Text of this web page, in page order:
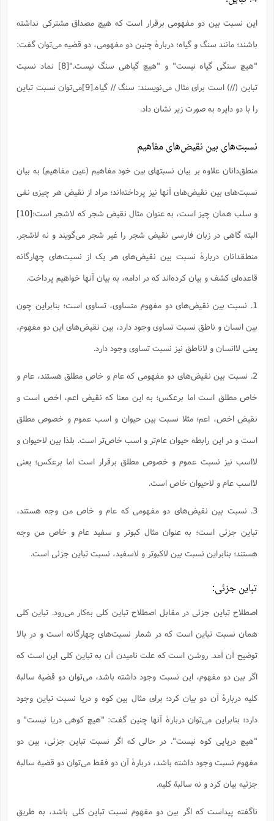
این نسبت بین دو مفهومی برقرار است که هیچ مصداق مشترکی نداشته
باشند؛ مانند سنگ و گیاه؛ دربارۀ چنین دو مفهومی، دو قضیه می‌توان گفت:
"هیچ سنگی گیاه نیست" و "هیچ گیاهی سنگ نیست."[8]
نماد نسبت
تباین (//) است برای مثال می‌نویسند: سنگ // گیاه.[9]
می‌توان نسبت تباین
را با دو دایره به صورت زیر نشان داد.
نسبت‌های بین نقیض‌های مفاهیم
منطق‌دانان علاوه بر بیان نسبتهای بین خود مفاهیم (عین مفاهیم) به بیان
نسبت‌های بین نقیض‌های آنها نیز پرداخته‌اند؛ مراد از نقیض هر چیزی نفی
و سلب همان چیز است، به عنوان مثال نقیض شجر که لاشجر است؛[10]
البته گاهی در زبان فارسی نقیض شجر را غیر شجر می‌گویند و نه لاشجر.
منطقدانان دربارۀ نسبت بین نقیض‌های هر یک از نسبت‌های چهارگانه
قاعده‌ای کشف و بیان کرده‌اند که در ادامه، به بیان آنها خواهیم پرداخت.
1. نسبت بین نقیض‌های دو مفهوم متساوی، تساوی است؛ بنابراین چون
بین انسان و ناطق نسبت تساوی وجود دارد، بین نقیض‌های این دو مفهوم،
یعنی لاانسان و لاناطق نیز نسبت تساوی وجود دارد.
2. نسبت بین نقیض‌های دو مفهومی که عام و خاص مطلق هستند، عام و
خاص مطلق است اما برعکس؛ به این معنا که نقیض اعم، اخص است و
نقیض اخص، اعم؛ مثلا نسبت بین حیوان و اسب عموم و خصوص مطلق
است و در این رابطه حیوان عام‌تر و اسب خاص‌تر است. بلذا بین لاحیوان و
لااسب نیز نسبت عموم و خصوص مطلق برقرار است اما برعکس؛ یعنی
لااسب عام و لاحیوان خاص است.
3. نسبت بین نقیض‌های دو مفهومی که عام و خاص من وجه هستند،
تباین جزئی است؛ به عنوان مثال کبوتر و سفید عام و خاص من وجه
هستند؛ بنابراین نسبت بین لاکبوتر و لاسفید، نسبت تباین جزئی است.
تباین جزئی:
اصطلاح تباین جزئی در مقابل اصطلاح تباین کلی به‌کار می‌رود. تباین کلی
همان نسبت تباین است که در شمار نسبت‌های چهارگانه است و در بالا
توضیح آن آمد. روشن است که علت نامیدن آن به تباین کلی این است که
اگر بین دو مفهوم، این نسبت وجود داشته باشد، می‌توان دو قضیۀ سالبۀ
کلیه دربارۀ آن دو بیان کرد؛ برای مثال بین کوه و دریا نسبت تباین وجود
دارد؛ بنابراین می‌توان دربارۀ آنها چنین گفت: "هیچ کوهی دریا نیست" و
"هیچ دریایی کوه نیست". در حالی که اگر نسبت تباین جزئی، بین دو
مفهوم نسبت وجود داشته باشد، دربارۀ آن دو فقط می‌توان دو قضیۀ سالبۀ
جزئیه بیان کرد و نه سالبۀ کلیه.
ناگفته پیداست که اگر بین دو مفهوم نسبت تباین کلی باشد، به طریق